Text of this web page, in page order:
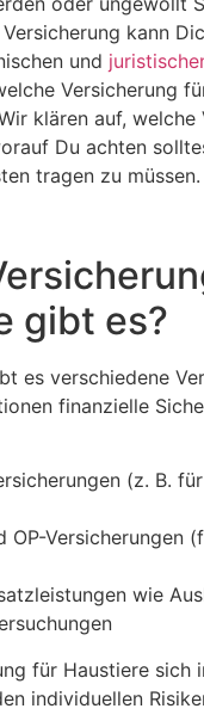
kann
und
Versicherung
klären auf, welche
Du achten
tragen zu müssen.
gibt es?
es verschiedene
finanzielle
(z. B.
OP-Versicherungen
wie
für Haustiere sich
individuellen